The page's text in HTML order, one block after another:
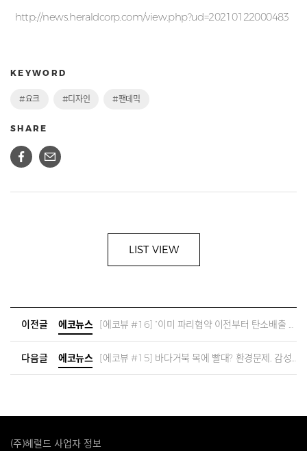
http://news.heraldcorp.com/view.php?ud=20210122000483
KEYWORD
#요크 #디자인 #팬데믹
SHARE
LIST VIEW
이전글 에코뉴스 [에코뷰 #16] “이미 파리협약 이전부터 탄소배출 절감을 목표로 삼았죠”
다음글 에코뉴스 [에코뷰 #15] 바다거북 목에 빨대? 환경문제, 감성적 접근만으로는 안돼
(주)헤럴드 사업자 정보